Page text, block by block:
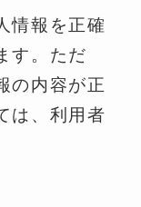
情報を正確
す。ただ
の内容が正
は、利用者